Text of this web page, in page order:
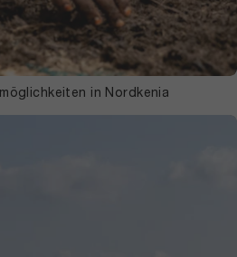
in Nordkenia